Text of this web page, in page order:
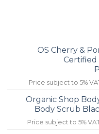
OS Cherry &
Certified
Price subject to 5%
Organic Shop
Body Scrub
Price subject to 5%